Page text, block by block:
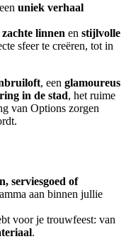
uniek verhaal
zachte linnen en stijlvolle
sfeer te creëren, tot in
, een glamoureus
in de stad, het ruime
van Options zorgen
serviesgoed of
aan binnen jullie
voor je trouwfeest: van
.